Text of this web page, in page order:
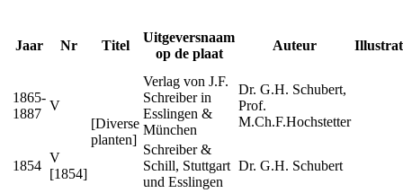
Jaar Nr Titel
Uitgeversnaam
op de plaat
Auteur
1865-
1887
V
[Diverse
planten]
Verlag von J.F.
Schreiber in
Esslingen &
München
Dr. G.H. Schubert,
Prof.
M.Ch.F.Hochstetter
1854
V
[1854]
Schreiber &
Schill, Stuttgart
und Esslingen
Dr. G.H. Schubert